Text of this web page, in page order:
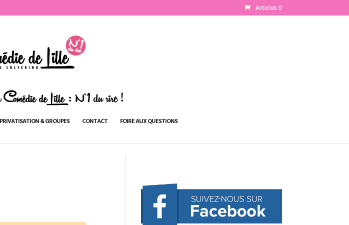
Articles 0
PRIVATISATION & GROUPES CONTACT FOIRE AUX QUESTIONS